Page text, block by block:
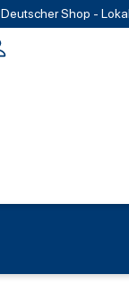
Deutscher Shop -